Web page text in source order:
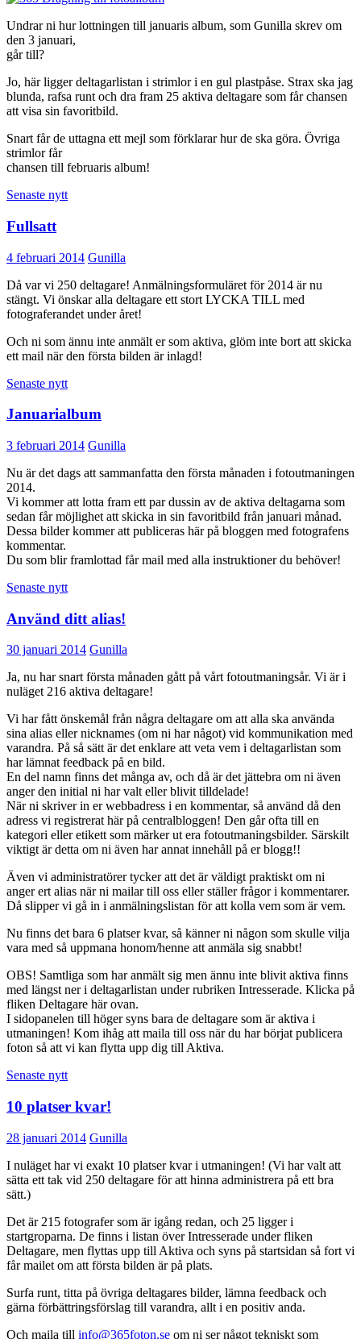
Undrar ni hur lottningen till januaris album, som Gunilla skrev om
den 3 januari,
går till?
Jo, här ligger deltagarlistan i strimlor i en gul plastpåse. Strax ska jag
blunda, rafsa runt och dra fram 25 aktiva deltagare som får chansen
att visa sin favoritbild.
Snart får de uttagna ett mejl som förklarar hur de ska göra. Övriga
strimlor får
chansen till februaris album!
Senaste nytt
Fullsatt
4 februari 2014 Gunilla
Då var vi 250 deltagare! Anmälningsformuläret för 2014 är nu
stängt. Vi önskar alla deltagare ett stort LYCKA TILL med
fotograferandet under året!
Och ni som ännu inte anmält er som aktiva, glöm inte bort att skicka
ett mail när den första bilden är inlagd!
Senaste nytt
Januarialbum
3 februari 2014 Gunilla
Nu är det dags att sammanfatta den första månaden i fotoutmaningen
2014.
Vi kommer att lotta fram ett par dussin av de aktiva deltagarna som
sedan får möjlighet att skicka in sin favoritbild från januari månad.
Dessa bilder kommer att publiceras här på bloggen med fotografens
kommentar.
Du som blir framlottad får mail med alla instruktioner du behöver!
Senaste nytt
Använd ditt alias!
30 januari 2014 Gunilla
Ja, nu har snart första månaden gått på vårt fotoutmaningsår. Vi är i
nuläget 216 aktiva deltagare!
Vi har fått önskemål från några deltagare om att alla ska använda
sina alias eller nicknames (om ni har något) vid kommunikation med
varandra. På så sätt är det enklare att veta vem i deltagarlistan som
har lämnat feedback på en bild.
En del namn finns det många av, och då är det jättebra om ni även
anger den initial ni har valt eller blivit tilldelade!
När ni skriver in er webbadress i en kommentar, så använd då den
adress vi registrerat här på centralbloggen! Den går ofta till en
kategori eller etikett som märker ut era fotoutmaningsbilder. Särskilt
viktigt är detta om ni även har annat innehåll på er blogg!!
Även vi administratörer tycker att det är väldigt praktiskt om ni
anger ert alias när ni mailar till oss eller ställer frågor i kommentarer.
Då slipper vi gå in i anmälningslistan för att kolla vem som är vem.
Nu finns det bara 6 platser kvar, så känner ni någon som skulle vilja
vara med så uppmana honom/henne att anmäla sig snabbt!
OBS! Samtliga som har anmält sig men ännu inte blivit aktiva finns
med längst ner i deltagarlistan under rubriken Intresserade. Klicka på
fliken Deltagare här ovan.
I sidopanelen till höger syns bara de deltagare som är aktiva i
utmaningen! Kom ihåg att maila till oss när du har börjat publicera
foton så att vi kan flytta upp dig till Aktiva.
Senaste nytt
10 platser kvar!
28 januari 2014 Gunilla
I nuläget har vi exakt 10 platser kvar i utmaningen! (Vi har valt att
sätta ett tak vid 250 deltagare för att hinna administrera på ett bra
sätt.)
Det är 215 fotografer som är igång redan, och 25 ligger i
startgroparna. De finns i listan över Intresserade under fliken
Deltagare, men flyttas upp till Aktiva och syns på startsidan så fort vi
får mailet om att första bilden är på plats.
Surfa runt, titta på övriga deltagares bilder, lämna feedback och
gärna förbättringsförslag till varandra, allt i en positiv anda.
Och maila till info@365foton.se om ni ser något tekniskt som